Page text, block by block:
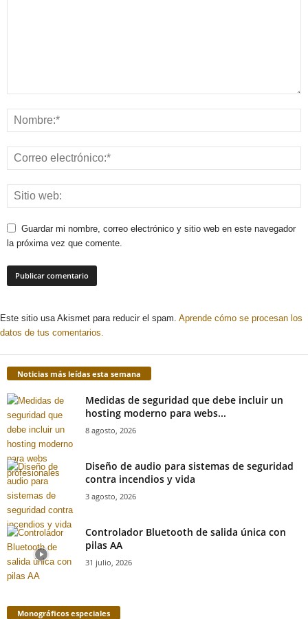
Guardar mi nombre, correo electrónico y sitio web en este navegador
la próxima vez que comente.
Este sitio usa Akismet para reducir el spam. Aprende cómo se procesan los
datos de tus comentarios.
Noticias más leídas esta semana
Medidas de seguridad que debe incluir un
hosting moderno para webs...
8 agosto, 2026
Diseño de audio para sistemas de seguridad
contra incendios y vida
3 agosto, 2026
Controlador Bluetooth de salida única con
pilas AA
31 julio, 2026
Monográficos especiales